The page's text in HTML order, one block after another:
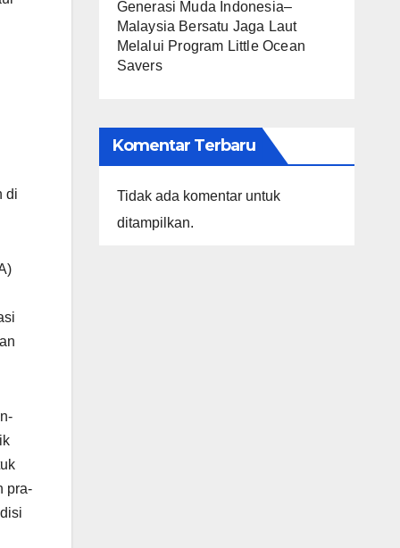
di
pra-
Generasi Muda Indonesia–
Malaysia Bersatu Jaga Laut
Melalui Program Little Ocean
Savers
Komentar Terbaru
Tidak ada komentar untuk
ditampilkan.